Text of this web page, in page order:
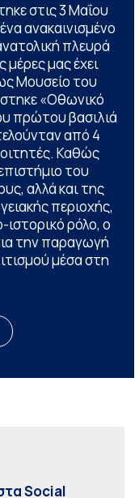
στις 3 Μαΐου
ανακαινισμένο
πλευρά
μας έχει
Μουσείο του
«Οθωνικό
πρώτου βασιλιά
από 4
Καθώς
του
αλλά και της
περιοχής,
ρόλο, ο
την παραγωγή
μέσα στη
Social